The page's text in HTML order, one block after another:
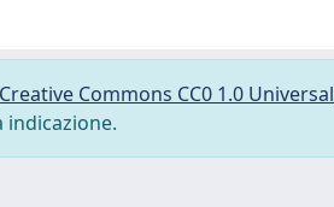
Creative Commons CC0 1.0 Universal